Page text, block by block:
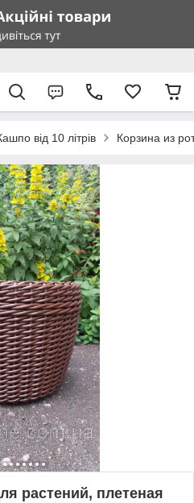
від 10 літрів Корзина из
растений, плетеная